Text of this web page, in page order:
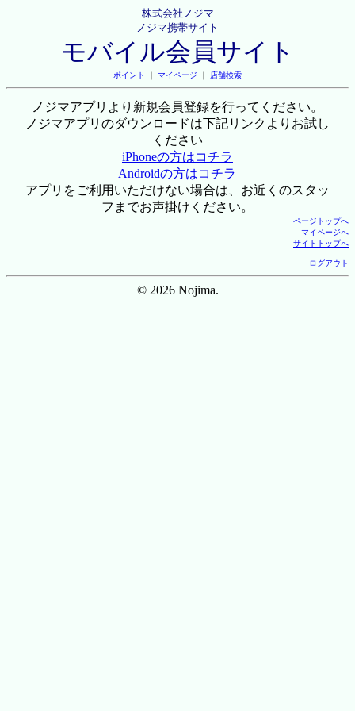
株式会社ノジマ
ノジマ携帯サイト
モバイル会員サイト
ポイント ｜ マイページ ｜ 店舗検索
ノジマアプリより新規会員登録を行ってください。
ノジマアプリのダウンロードは下記リンクよりお試し
ください
iPhoneの方はコチラ
Androidの方はコチラ
アプリをご利用いただけない場合は、お近くのスタッ
フまでお声掛けください。
ページトップへ
マイページへ
サイトトップへ
ログアウト
© 2026 Nojima.